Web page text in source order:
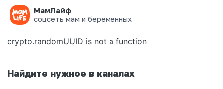
МамЛайф
соцсеть мам и беременных
Ошибка на странице
crypto.randomUUID is not a function
Найдите нужное в каналах